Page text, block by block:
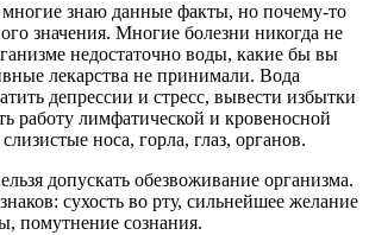
многие знаю данные факты, но почему-то
значения. Многие болезни никогда не
недостаточно воды, какие бы вы
лекарства не принимали. Вода
депрессии и стресс, вывести избытки
работу лимфатической и кровеносной
носа, горла, глаз, органов.
допускать обезвоживание организма.
сухость во рту, сильнейшее желание
помутнение сознания.